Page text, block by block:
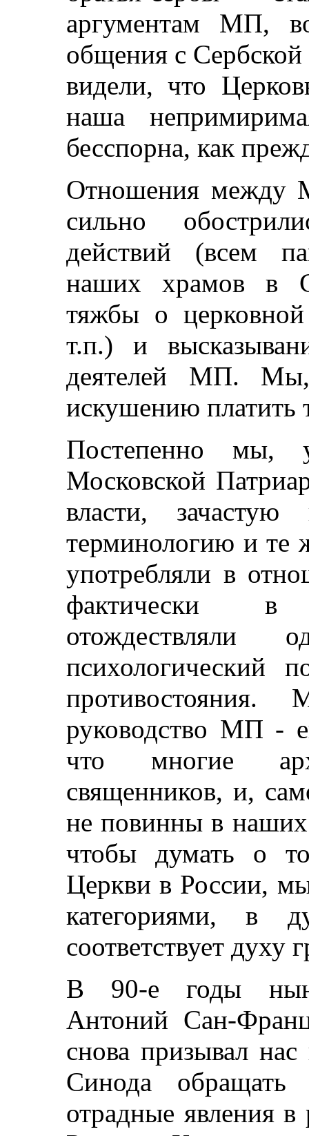
аргументам МП,
общения с
видели, что
наша
бесспорна, как
Отношения между
сильно
действий (всем
наших храмов в
тяжбы о
т.п.) и
деятелей МП.
искушению платить
Постепенно мы,
Московской
власти,
терминологию и те
употребляли в
фактически в
психологический
руководство МП -
что многие
священников, и,
не повинны в
чтобы думать о
Церкви в России,
категориями, в
соответствует духу
В 90-е годы
Антоний Сан-
снова призывал нас
Синода обращать
отрадные явления